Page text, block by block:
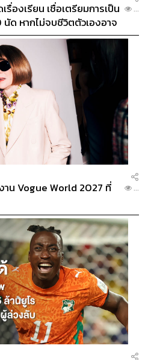
รื่องเรียน เชื่อเตรียมการเป็น
ด หากไม่จบชีวิตตัวเองอาจ
...
น Vogue World 2027 ที่
...